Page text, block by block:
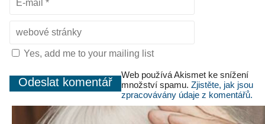
Yes, add me to your mailing list
Web používá Akismet ke snížení
množství spamu. Zjistěte, jak jsou
zpracovávány údaje z komentářů.